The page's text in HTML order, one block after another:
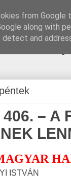
– A
ISTVÁN
from Google
along with
and